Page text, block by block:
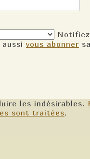
vous abonner
les indésirables.
sont traitées.